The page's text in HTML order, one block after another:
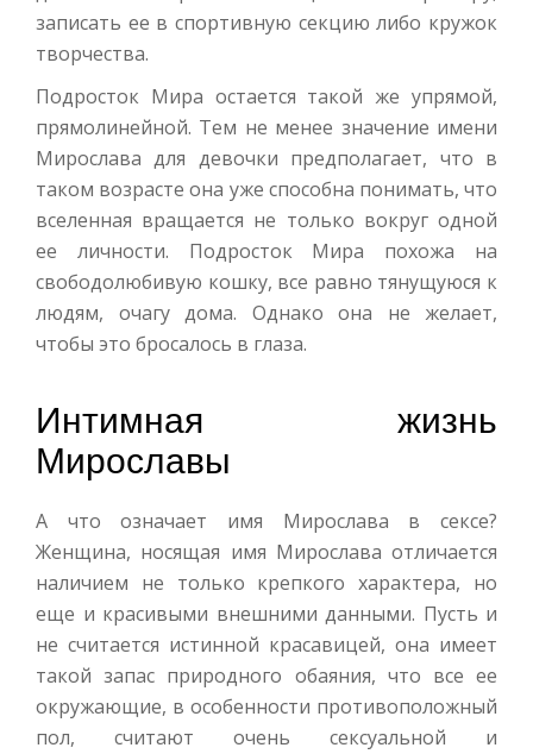
записать ее в спортивную секцию либо кружок
творчества.
Подросток Мира остается такой же упрямой,
прямолинейной. Тем не менее значение имени
Мирослава для девочки предполагает, что в
таком возрасте она уже способна понимать, что
вселенная вращается не только вокруг одной
ее личности. Подросток Мира похожа на
свободолюбивую кошку, все равно тянущуюся к
людям, очагу дома. Однако она не желает,
чтобы это бросалось в глаза.
Интимная жизнь
Мирославы
А что означает имя Мирослава в сексе?
Женщина, носящая имя Мирослава отличается
наличием не только крепкого характера, но
еще и красивыми внешними данными. Пусть и
не считается истинной красавицей, она имеет
такой запас природного обаяния, что все ее
окружающие, в особенности противоположный
пол, считают очень сексуальной и